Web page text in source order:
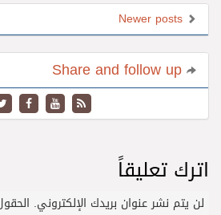
اترك تعليقاً
لن يتم نشر عنوان بريدك الإلكتروني.